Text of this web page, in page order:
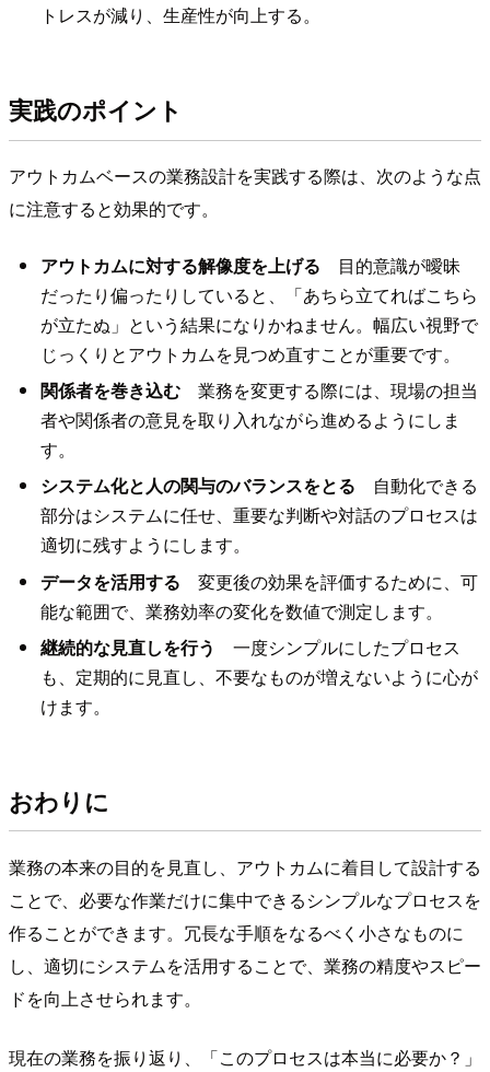
トレスが減り、生産性が向上する。
実践のポイント
アウトカムベースの業務設計を実践する際は、次のような点
に注意すると効果的です。
アウトカムに対する解像度を上げる 目的意識が曖昧
だったり偏ったりしていると、「あちら立てればこちら
が立たぬ」という結果になりかねません。幅広い視野で
じっくりとアウトカムを見つめ直すことが重要です。
関係者を巻き込む業務を変更する際には、現場の担当
者や関係者の意見を取り入れながら進めるようにしま
す。
システム化と人の関与のバランスをとる 自動化できる
部分はシステムに任せ、重要な判断や対話のプロセスは
適切に残すようにします。
データを活用する 変更後の効果を評価するために、可
能な範囲で、業務効率の変化を数値で測定します。
継続的な見直しを行う
一度シンプルにしたプロセス
も、定期的に見直し、不要なものが増えないように心が
けます。
おわりに
業務の本来の目的を見直し、アウトカムに着目して設計する
ことで、必要な作業だけに集中できるシンプルなプロセスを
作ることができます。冗長な手順をなるべく小さなものに
し、適切にシステムを活用することで、業務の精度やスピー
ドを向上させられます。
現在の業務を振り返り、「このプロセスは本当に必要か？」